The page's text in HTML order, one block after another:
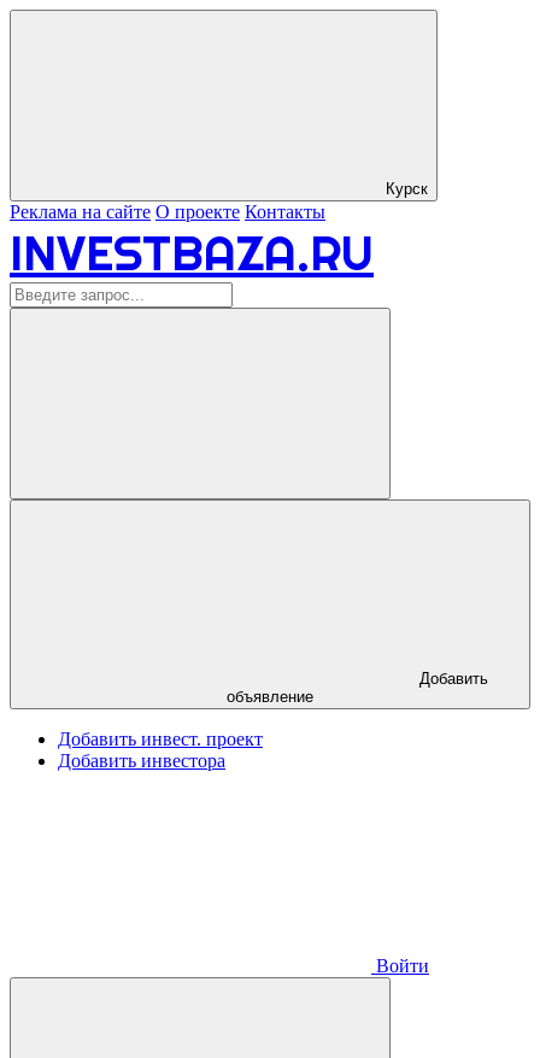
Курск
Реклама на сайте О проекте Контакты
INVESTBAZA.RU
объявление
Добавить инвест. проект
Добавить инвестора
Войти